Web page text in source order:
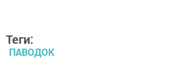
Теги:
ПАВОДОК